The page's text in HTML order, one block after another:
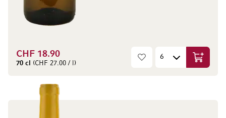
CHF 18.90
70 cl (CHF 27.00 / l)